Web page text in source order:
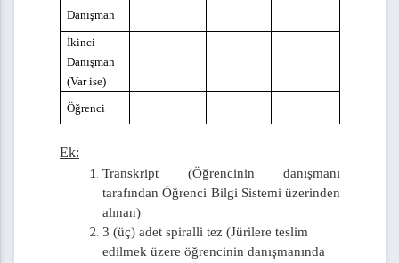
Teslim Dilekçesi
Danışman
İkinci
Danışman
(Var ise)
Öğrenci
Ek:
Transkript (Öğrencinin danışmanı
tarafından Öğrenci Bilgi Sistemi üzerinden
alınan)
3 (üç) adet spiralli tez (Jürilere teslim
edilmek üzere öğrencinin danışmanında